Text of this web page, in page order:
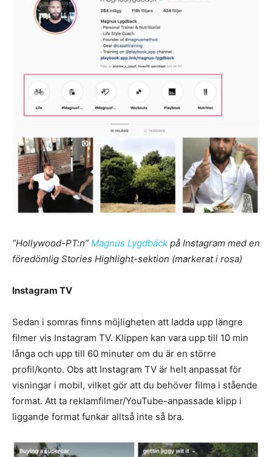
”Hollywood-PT:n” Magnus Lygdbäck på Instagram med en
föredömlig Stories Highlight-sektion (markerat i rosa)
Instagram TV
Sedan i somras finns möjligheten att ladda upp längre
filmer vis Instagram TV. Klippen kan vara upp till 10 min
långa och upp till 60 minuter om du är en större
profil/konto. Obs att Instagram TV är helt anpassat för
visningar i mobil, vilket gör att du behöver filma i stående
format. Att ta reklamfilmer/YouTube-anpassade klipp i
liggande format funkar alltså inte så bra.